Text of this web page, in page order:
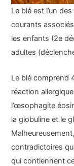
Le blé est l’un
courants
les enfants (2e
adultes
Le blé comprend
réaction
l’œsophagite
la globuline et le
contradictoires
qui contiennent